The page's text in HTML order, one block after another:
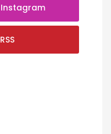
Instagram
RSS